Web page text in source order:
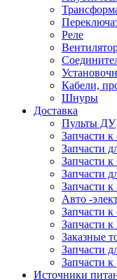
Реле
Кабели,
Шнуры
Доставка
Пульты ДУ
Запчасти
Запчасти
Запчасти
Запчасти
Запчасти
Авто -
Запчасти
Запчасти
Заказные
Запчасти
Запчасти к
Источники